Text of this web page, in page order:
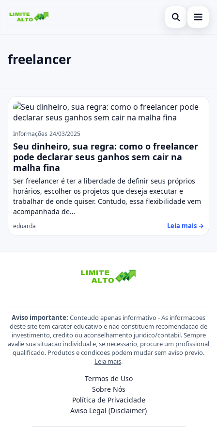
Abrir busca
Empréstimo
Legal
Pressione Enter para buscar ou ESC para fechar.
freelancer
freelancer
Informações 24/03/2025
Seu dinheiro, sua regra: como o freelancer
pode declarar seus ganhos sem cair na
malha fina
Ser freelancer é ter a liberdade de definir seus próprios
horários, escolher os projetos que deseja executar e
trabalhar de onde quiser. Contudo, essa flexibilidade vem
acompanhada de…
eduarda Leia mais →
Aviso importante: Conteudo apenas informativo - As informacoes
deste site tem carater educativo e nao constituem recomendacao de
investimento, credito ou aconselhamento juridico/contabil. Sempre
avalie sua situacao individual e, se necessario, procure um profissional
qualificado. Produtos e condicoes podem mudar sem aviso previo.
Leia mais.
Termos de Uso
Sobre Nós
Política de Privacidade
Aviso Legal (Disclaimer)